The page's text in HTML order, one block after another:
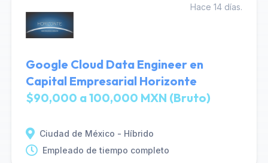
Hace 14 días.
Google Cloud Data Engineer en
Capital Empresarial Horizonte
$90,000 a 100,000 MXN (Bruto)
Ciudad de México - Híbrido
Empleado de tiempo completo